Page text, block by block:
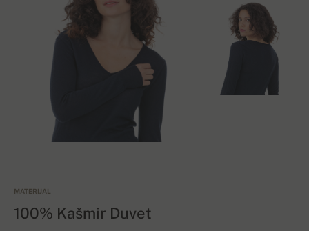
MATERIJAL
100% Kašmir Duvet